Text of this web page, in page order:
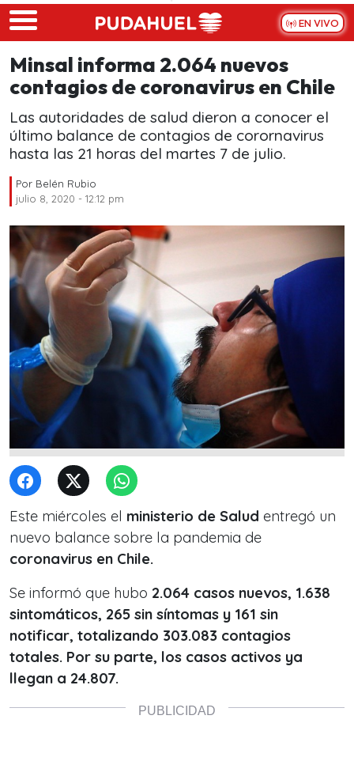
Skip to main content
EN VIVO
Minsal informa 2.064 nuevos
contagios de coronavirus en Chile
Las autoridades de salud dieron a conocer el
último balance de contagios de corornavirus
hasta las 21 horas del martes 7 de julio.
Por Belén Rubio
julio 8, 2020 - 12:12 pm
Este miércoles el ministerio de Salud entregó un
nuevo balance sobre la pandemia de
coronavirus en Chile.
Se informó que hubo 2.064 casos nuevos, 1.638
sintomáticos, 265 sin síntomas y 161 sin
notificar, totalizando 303.083 contagios
totales. Por su parte, los casos activos ya
llegan a 24.807.